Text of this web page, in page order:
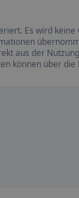
Es wird
aus der
können über